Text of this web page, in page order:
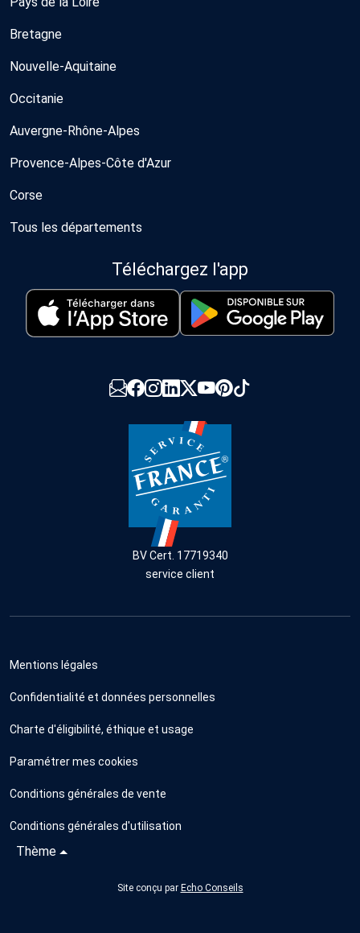
Bretagne
Nouvelle-Aquitaine
Occitanie
Auvergne-Rhône-Alpes
Provence-Alpes-Côte d'Azur
Corse
Tous les départements
Téléchargez l'app
BV Cert. 17719340
service client
Mentions légales
Confidentialité et données personnelles
Charte d'éligibilité, éthique et usage
Paramétrer mes cookies
Conditions générales de vente
Conditions générales d'utilisation
Thème
Site conçu par Echo Conseils